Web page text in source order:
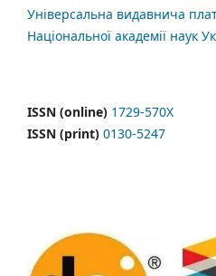
Універсальна видавнича
Національної академії наук
ISSN (online) 1729-570X
ISSN (print) 0130-5247